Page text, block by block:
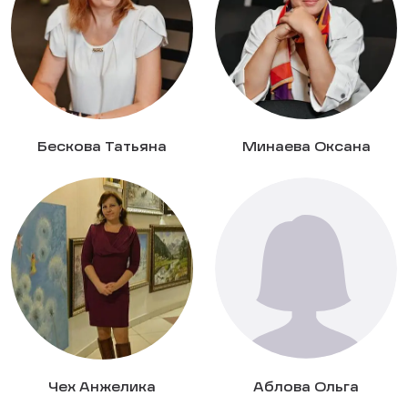
Бескова Татьяна Минаева Оксана
Чех Анжелика Аблова Ольга